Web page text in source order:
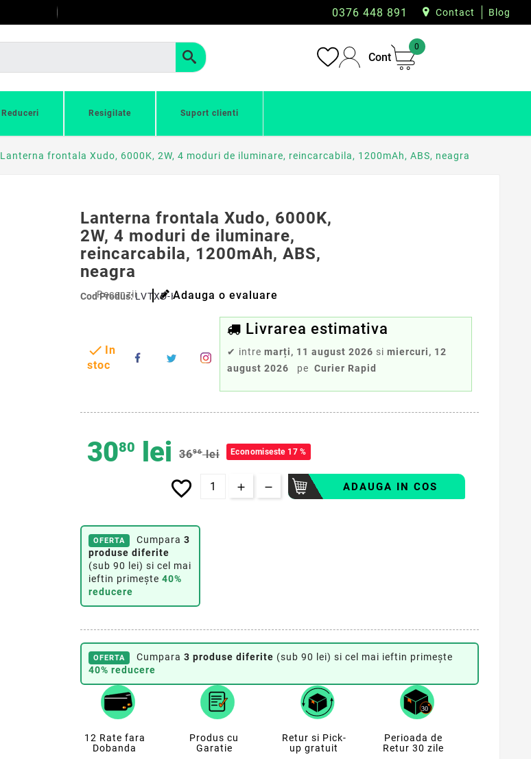
0376 448 891 Contact Blog
Cont
0
Reduceri Resigilate Suport clienti
Lanterna frontala Xudo, 6000K, 2W, 4 moduri de iluminare, reincarcabila, 1200mAh, ABS, neagra
Lanterna frontala Xudo, 6000K,
2W, 4 moduri de iluminare,
reincarcabila, 1200mAh, ABS,
neagra
Cod Produs:LVTXD-HH130
Recenzii Adauga o evaluare
 In
stoc
Livrarea estimativa
✔ intre marți, 11 august 2026 si miercuri, 12
august 2026
pe Curier Rapid
3080 lei 3696 lei Economiseste 17 %
favorite_border
OFERTA Cumpara 3
produse diferite
(sub 90 lei) si cel mai
ieftin primește 40%
reducere
ADAUGA IN COS
OFERTA Cumpara 3 produse diferite (sub 90 lei) si cel mai ieftin primește
40% reducere
12 Rate fara
Dobanda
Produs cu
Garatie
Retur si Pick-
up gratuit
Perioada de
Retur 30 zile